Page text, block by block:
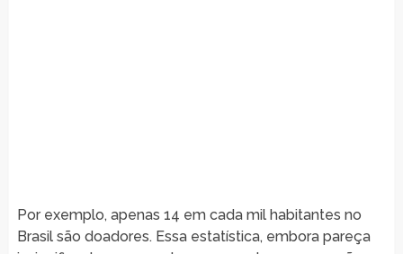
Por exemplo, apenas 14 em cada mil habitantes no
Brasil são doadores. Essa estatística, embora pareça